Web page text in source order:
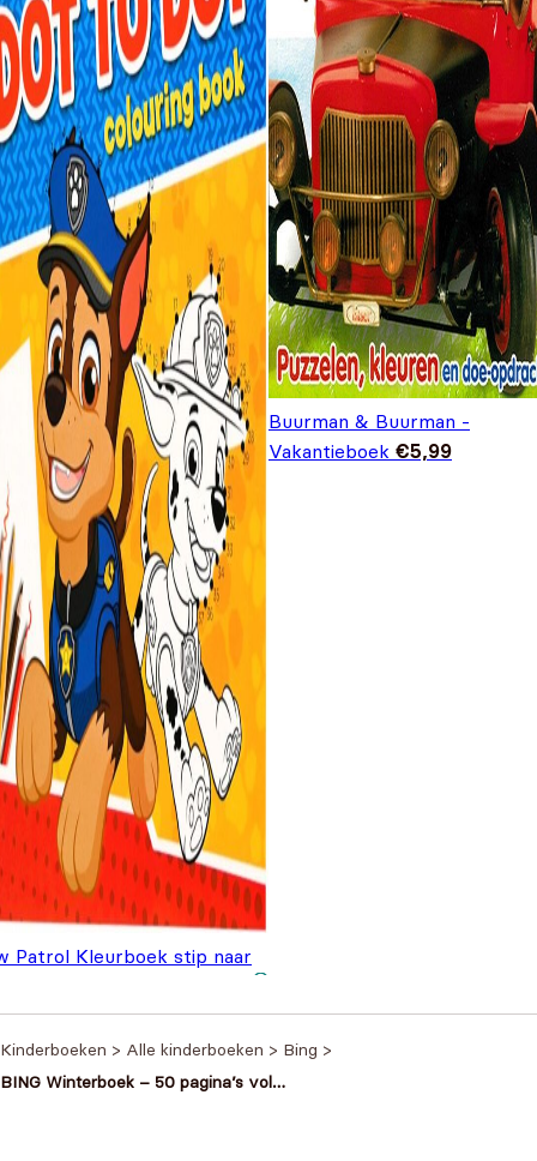
Patrol Kleurboek stip naar
Oorspronkelijke prijs
Huidige prijs is:
Buurman & Buurman -
Vakantieboek €5,99
Kinderboeken > Alle kinderboeken > Bing >
BING Winterboek – 50 pagina’s vol